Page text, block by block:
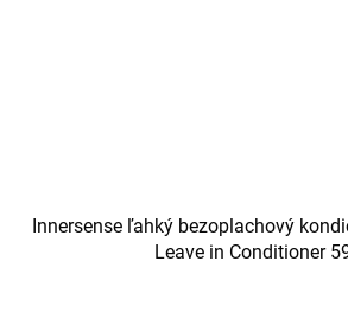
Innersense ľahký bezoplachový
Leave in Conditioner